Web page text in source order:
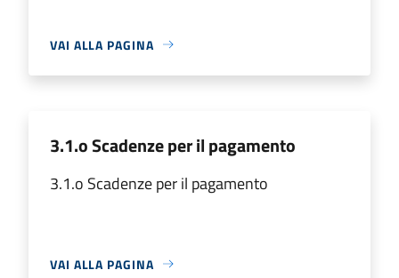
VAI ALLA PAGINA
3.1.o Scadenze per il pagamento
3.1.o Scadenze per il pagamento
VAI ALLA PAGINA